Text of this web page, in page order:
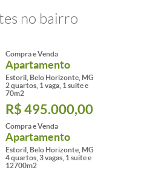
no bairro
Compra e Venda
Apartamento
Estoril, Belo Horizonte, MG
2 quartos, 1 vaga, 1 suite e
70m2
R$ 495.000,00
Compra e Venda
Apartamento
Estoril, Belo Horizonte, MG
4 quartos, 3 vagas, 1 suite e
12700m2